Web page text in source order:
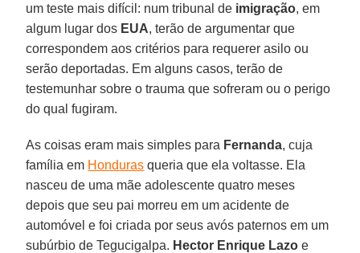
um teste mais difícil: num tribunal de imigração, em
algum lugar dos EUA, terão de argumentar que
correspondem aos critérios para requerer asilo ou
serão deportadas. Em alguns casos, terão de
testemunhar sobre o trauma que sofreram ou o perigo
do qual fugiram.
As coisas eram mais simples para Fernanda, cuja
família em Honduras queria que ela voltasse. Ela
nasceu de uma mãe adolescente quatro meses
depois que seu pai morreu em um acidente de
automóvel e foi criada por seus avós paternos em um
subúrbio de Tegucigalpa. Hector Enrique Lazo e